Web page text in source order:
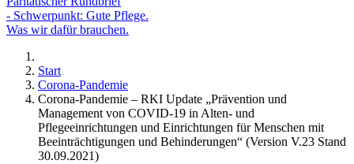
- Schwerpunkt: Gute Pflege.
Was wir dafür brauchen.
Start
Corona-Pandemie
Corona-Pandemie – RKI Update „Prävention und
Management von COVID-19 in Alten- und
Pflegeeinrichtungen und Einrichtungen für Menschen mit
Beeinträchtigungen und Behinderungen“ (Version V.23 Stand
30.09.2021)